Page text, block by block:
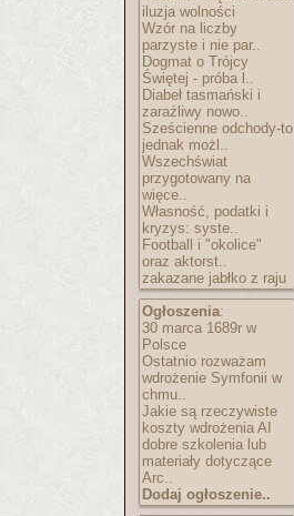
iluzja wolności
Wzór na liczby
parzyste i nie par..
Dogmat o Trójcy
Świętej - próba l..
Diabeł tasmański i
zaraźliwy nowo..
Sześcienne odchody-to
jednak możl..
Wszechświat
przygotowany na
więce..
Własność, podatki i
kryzys: syste..
Football i "okolice"
oraz aktorst..
zakazane jabłko z raju
Ogłoszenia:
30 marca 1689r w
Polsce
Ostatnio rozważam
wdrożenie Symfonii w
chmu..
Jakie są rzeczywiste
koszty wdrożenia AI
dobre szkolenia lub
materiały dotyczące
Arc..
Dodaj ogłoszenie..